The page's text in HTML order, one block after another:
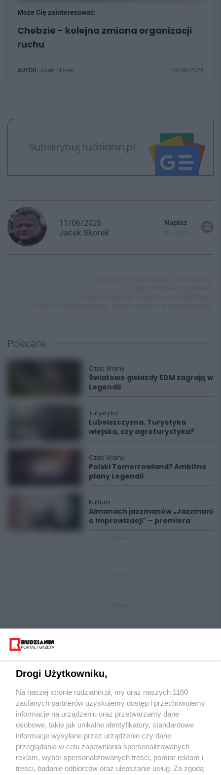
Może Cię zainteresować:
Chebzie - kolejna zmiana organizacji
ruchu
AUTOR: Jacek Skorek 09/06/2026
Subskrybuj rudzianin.pl
11/06/2026
Jacek Skorek
Napisz
Polecane
Czas Wolny
Światowe gwiazdy EDM zagrają w
Legendii
Turystyka
Lubelszczyzna. Turystyka
wiejska, czy agroturystyka?
Czas Wolny
Polski Tomorrowland? Ambitne
plany Legendii
Kultura
Almanach jazzmanów „Jazzmani
o improwizacji" – premiera
Wydawca mediów lokalnych
Nie zapomnij
zapoznać się z:
polityką prywatności regulamin korzystania z portali
Drogi Użytkowniku,
Na naszej stronie rudzianin.pl, my oraz naszych 1160
zaufanych partnerów uzyskujemy dostęp i przechowujemy
informacje na urządzeniu oraz przetwarzamy dane
osobowe, takie jak unikalne identyfikatory, standardowe
informacje wysyłane przez urządzenie czy dane
przeglądania w celu zapewniania spersonalizowanych
reklam, wybór spersonalizowanych treści, pomiar reklam i
treści, badanie odbiorców oraz ulepszanie usług. Za zgodą